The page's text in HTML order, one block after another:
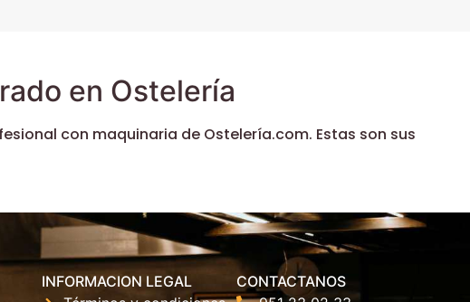
en Ostelería
con maquinaria de Ostelería.com. Estas son sus
INFORMACION LEGAL
CONTACTANOS